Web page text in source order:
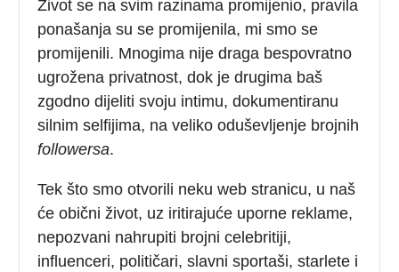
Život se na svim razinama promijenio, pravila
ponašanja su se promijenila, mi smo se
promijenili. Mnogima nije draga bespovratno
ugrožena privatnost, dok je drugima baš
zgodno dijeliti svoju intimu, dokumentiranu
silnim selfijima, na veliko oduševljenje brojnih
followersa.
Tek što smo otvorili neku web stranicu, u naš
će obični život, uz iritirajuće uporne reklame,
nepozvani nahrupiti brojni celebritiji,
influenceri, političari, slavni sportaši, starlete i